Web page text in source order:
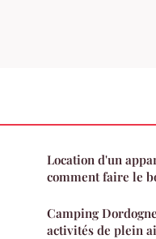
Location d'un
comment faire le
Camping
activités de plein